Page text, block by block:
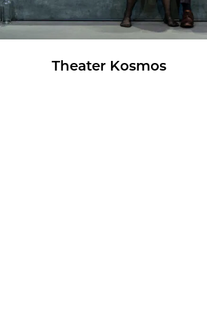
Thea­ter Kos­mos